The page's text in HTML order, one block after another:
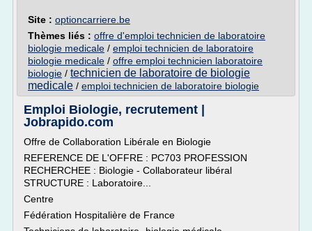
Site : optioncarriere.be
Thèmes liés : offre d'emploi technicien de laboratoire
biologie medicale / emploi technicien de laboratoire
biologie medicale / offre emploi technicien laboratoire
biologie / technicien de laboratoire de biologie
medicale / emploi technicien de laboratoire biologie
Emploi Biologie, recrutement |
Jobrapido.com
Offre de Collaboration Libérale en Biologie
REFERENCE DE L'OFFRE : PC703 PROFESSION
RECHERCHEE : Biologie - Collaborateur libéral
STRUCTURE : Laboratoire...
Centre
Fédération Hospitalière de France